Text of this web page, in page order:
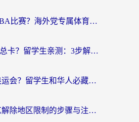
国外怎么看CBA比赛？海外党专属体育直播指南，告别地区限制看球自由
国外看芒果tv总卡？留学生亲测：3步解决地域限制+流畅追剧攻略
海外如何看奥运会？留学生和华人必藏的体育赛事观看终极指南
海外看爱奇艺解除地区限制的步骤与注意事项详解：留学生必看的无卡顿追剧指南